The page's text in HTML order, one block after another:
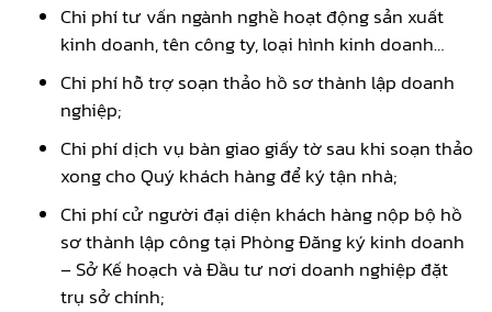
Chi phí tư vấn ngành nghề hoạt động sản xuất
kinh doanh, tên công ty, loại hình kinh doanh…
Chi phí hỗ trợ soạn thảo hồ sơ thành lập doanh
nghiệp;
Chi phí dịch vụ bàn giao giấy tờ sau khi soạn thảo
xong cho Quý khách hàng để ký tận nhà;
Chi phí cử người đại diện khách hàng nộp bộ hồ
sơ thành lập công tại Phòng Đăng ký kinh doanh
– Sở Kế hoạch và Đầu tư nơi doanh nghiệp đặt
trụ sở chính;